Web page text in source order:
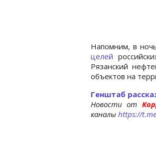
Напомним, в
целей
Рязанский
объектов на
Генштаб
Новости от
каналы https://